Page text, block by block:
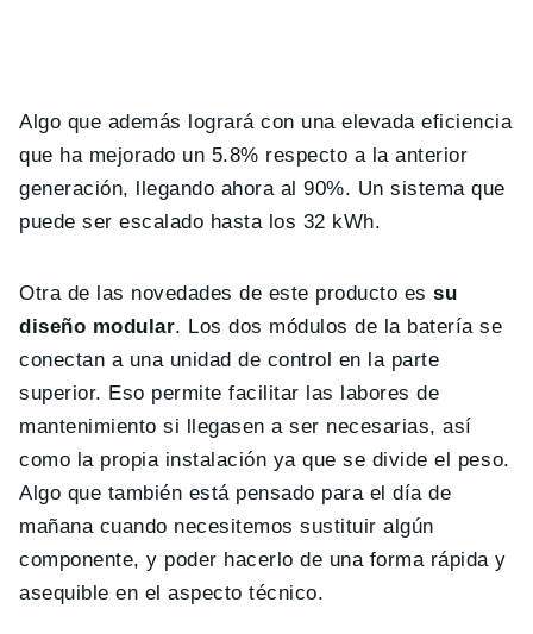
Algo que además logrará con una elevada eficiencia
que ha mejorado un 5.8% respecto a la anterior
generación, llegando ahora al 90%. Un sistema que
puede ser escalado hasta los 32 kWh.
Otra de las novedades de este producto essu
diseño modular. Los dos módulos de la batería se
conectan a una unidad de control en la parte
superior. Eso permite facilitar las labores de
mantenimiento si llegasen a ser necesarias, así
como la propia instalación ya que se divide el peso.
Algo que también está pensado para el día de
mañana cuando necesitemos sustituir algún
componente, y poder hacerlo de una forma rápida y
asequible en el aspecto técnico.